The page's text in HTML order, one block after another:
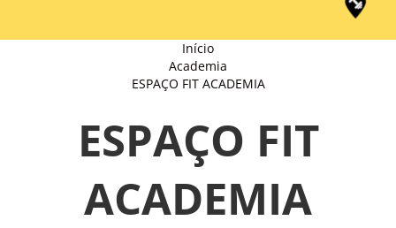
Início
Academia
ESPAÇO FIT ACADEMIA
ESPAÇO FIT
ACADEMIA